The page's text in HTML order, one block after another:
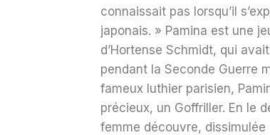
connaissait pas lorsqu’il
japonais. » Pamina est une
d’Hortense Schmidt, qui
pendant la Seconde Guerre
fameux luthier parisien,
précieux, un Goffriller. En le
femme découvre,